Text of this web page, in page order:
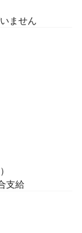
22.2％ 管理
せて、開催し
ません
支給